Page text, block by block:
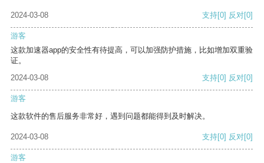
2024-03-08 支持[0] 反对[0]
游客
这款加速器app的安全性有待提高，可以加强防护措施，比如增加双重验
证。
2024-03-08
支持[0] 反对[0]
游客
这款软件的售后服务非常好，遇到问题都能得到及时解决。
2024-03-08 支持[0] 反对[0]
游客